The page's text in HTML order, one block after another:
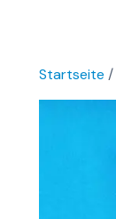
Startseite /